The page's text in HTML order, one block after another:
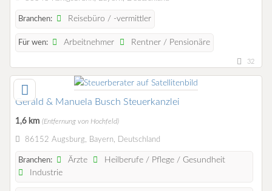
Branchen: Reisebüro / -vermittler
Für wen: Arbeitnehmer Rentner / Pensionäre
32
Gerald & Manuela Busch Steuerkanzlei
1,6 km (Entfernung von Hochfeld)
86152 Augsburg, Bayern, Deutschland
Branchen: Ärzte
Heilberufe / Pflege / Gesundheit
Industrie